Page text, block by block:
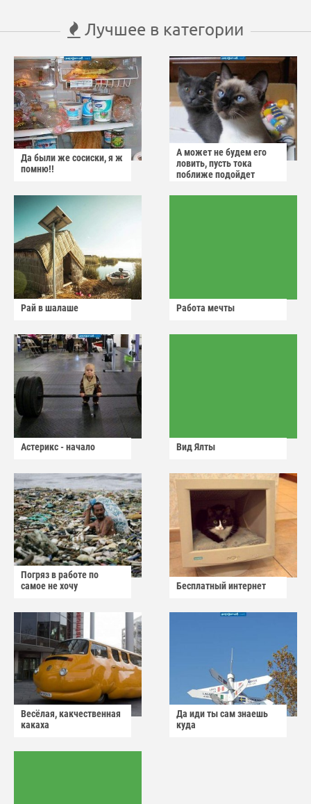
Лучшее в категории
Да были же сосиски, я ж
помню!!
А может не будем его
ловить, пусть тока
поближе подойдет
Рай в шалаше Работа мечты
Астерикс - начало Вид Ялты
Погряз в работе по
самое не хочу
Бесплатный интернет
Весёлая, какчественная
какаха
Да иди ты сам знаешь
куда